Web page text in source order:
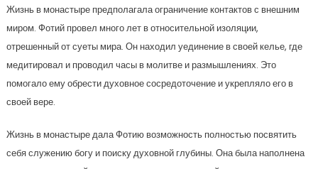
Жизнь в монастыре предполагала ограничение контактов с внешним
миром. Фотий провел много лет в относительной изоляции,
отрешенный от суеты мира. Он находил уединение в своей келье, где
медитировал и проводил часы в молитве и размышлениях. Это
помогало ему обрести духовное сосредоточение и укрепляло его в
своей вере.
Жизнь в монастыре дала Фотию возможность полностью посвятить
себя служению богу и поиску духовной глубины. Она была наполнена